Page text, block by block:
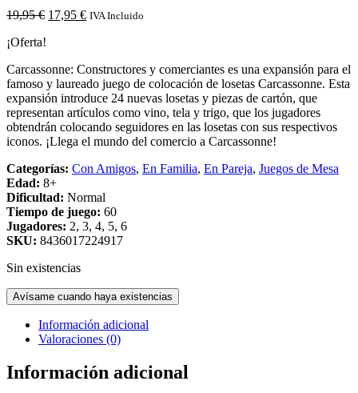
19,95€ El
19,95 €.
17,95 €El
17,95 €.
IVA Incluido
¡Oferta!
Carcassonne: Constructores y comerciantes es una expansión para el
famoso y laureado juego de colocación de losetas Carcassonne. Esta
expansión introduce 24 nuevas losetas y piezas de cartón, que
representan artículos como vino, tela y trigo, que los jugadores
obtendrán colocando seguidores en las losetas con sus respectivos
iconos. ¡Llega el mundo del comercio a Carcassonne!
Categorías: Con Amigos, En Familia, En Pareja, Juegos de Mesa
Edad: 8+
Dificultad: Normal
Tiempo de juego: 60
Jugadores: 2, 3, 4, 5, 6
SKU: 8436017224917
Sin existencias
Avísame cuando haya existencias
Información adicional
Valoraciones (0)
Información adicional